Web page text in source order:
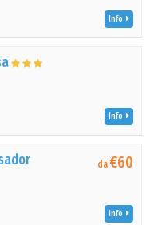
Info
Info
da€60
Info